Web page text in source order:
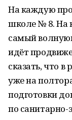
На каждую
школе № 8. На
самый
идёт
сказать, что в
уже на
подготовки
по